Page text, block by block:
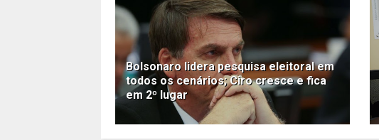
Bolsonaro lidera pesquisa eleitoral em
todos os cenários; Ciro cresce e fica
em 2º lugar